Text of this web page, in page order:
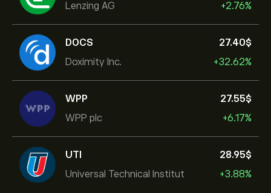
Lenzing AG
+2.76%
DOCS
Doximity Inc.
27.40‎$‎
+32.62%
WPP
WPP plc
27.55‎$‎
+6.17%
UTI
Universal Technical Institut
28.95‎$‎
+3.88%